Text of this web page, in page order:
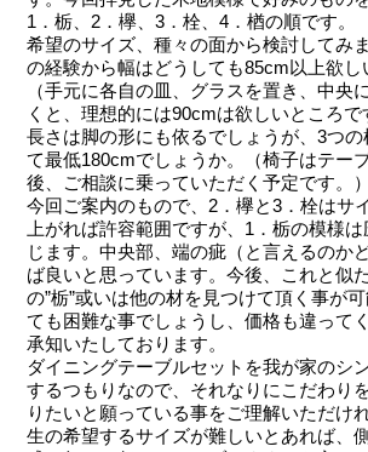
1．栃、2．欅、3．栓、4．楢の順です。
希望のサイズ、種々の面から検討してみ
の経験から幅はどうしても85cm以上欲し
（手元に各自の皿、グラスを置き、中央
くと、理想的には90cmは欲しいところで
長さは脚の形にも依るでしょうが、3つ
て最低180cmでしょうか。（椅子はテー
後、ご相談に乗っていただく予定です。）
今回ご案内のもので、2．欅と3．栓はサ
上がれば許容範囲ですが、1．栃の模様
じます。中央部、端の疵（と言えるのか
ば良いと思っています。今後、これと似
の”栃”或いは他の材を見つけて頂く事が
ても困難な事でしょうし、価格も違って
承知いたしております。
ダイニングテーブルセットを我が家のシ
するつもりなので、それなりにこだわり
りたいと願っている事をご理解いただけ
生の希望するサイズが難しいとあれば、